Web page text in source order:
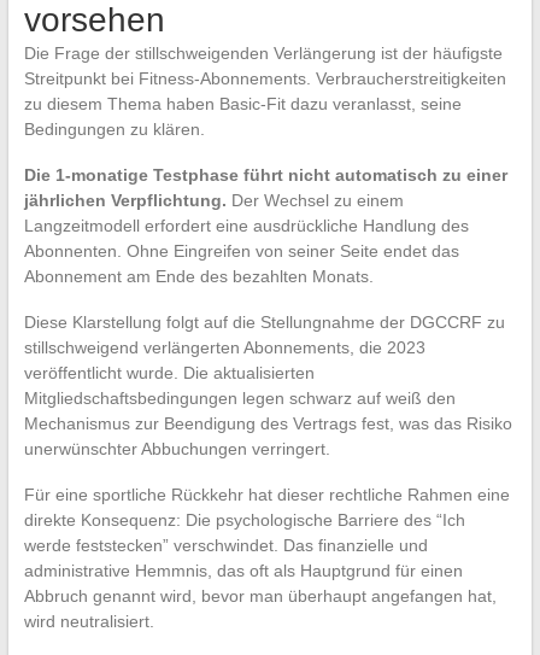
vorsehen
Die Frage der stillschweigenden Verlängerung ist der häufigste
Streitpunkt bei Fitness-Abonnements. Verbraucherstreitigkeiten
zu diesem Thema haben Basic-Fit dazu veranlasst, seine
Bedingungen zu klären.
Die 1-monatige Testphase führt nicht automatisch zu einer
jährlichen Verpflichtung. Der Wechsel zu einem
Langzeitmodell erfordert eine ausdrückliche Handlung des
Abonnenten. Ohne Eingreifen von seiner Seite endet das
Abonnement am Ende des bezahlten Monats.
Diese Klarstellung folgt auf die Stellungnahme der DGCCRF zu
stillschweigend verlängerten Abonnements, die 2023
veröffentlicht wurde. Die aktualisierten
Mitgliedschaftsbedingungen legen schwarz auf weiß den
Mechanismus zur Beendigung des Vertrags fest, was das Risiko
unerwünschter Abbuchungen verringert.
Für eine sportliche Rückkehr hat dieser rechtliche Rahmen eine
direkte Konsequenz: Die psychologische Barriere des “Ich
werde feststecken” verschwindet. Das finanzielle und
administrative Hemmnis, das oft als Hauptgrund für einen
Abbruch genannt wird, bevor man überhaupt angefangen hat,
wird neutralisiert.